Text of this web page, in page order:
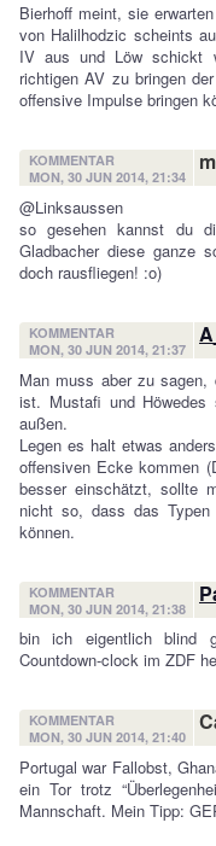
Bierhoff meint, sie
von Halilhodzic scheints
IV aus und Löw schickt
richtigen AV zu bringen
offensive Impulse bringen
KOMMENTAR
MON, 30 JUN 2014, 21:34
@Linksaussen
so gesehen kannst du
Gladbacher diese ganze
doch rausfliegen! :o)
KOMMENTAR
MON, 30 JUN 2014, 21:37
Man muss aber zu
ist. Mustafi und Höwedes
außen.
Legen es halt etwas
offensiven Ecke kommen
besser einschätzt, sollte
nicht so, dass das
können.
KOMMENTAR
MON, 30 JUN 2014, 21:38
bin ich eigentlich blind
Countdown-clock im ZDF
KOMMENTAR
MON, 30 JUN 2014, 21:40
Portugal war Fallobst,
ein Tor trotz
Mannschaft. Mein Tipp: